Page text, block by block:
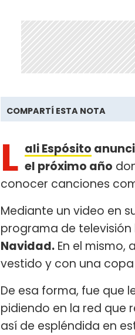
COMPARTÍ ESTA NOTA
L ali Espósito
el próximo año
conocer canciones
Mediante un video en
programa de
Navidad. En el
vestido y con una
De esa forma, fue que
pidiendo en la red que
así de espléndida en